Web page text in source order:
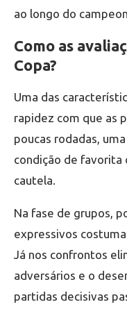
ao longo do
Como as
Copa?
Uma das
rapidez com que as
poucas rodadas,
condição de favorita
cautela.
Na fase de grupos,
expressivos
Já nos confrontos
adversários e o
partidas decisivas